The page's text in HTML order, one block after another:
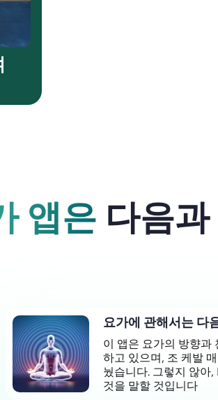
앱은 다음과
요가에 관해서는 다
이 앱은 요가의 방향과
하고 있으며, 조 케발
눴습니다. 그렇지 않아
것을 말할 것입니다